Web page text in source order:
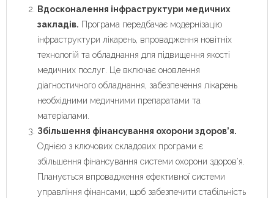
Вдосконалення інфраструктури медичних
закладів. Програма передбачає модернізацію
інфраструктури лікарень, впровадження новітніх
технологій та обладнання для підвищення якості
медичних послуг. Це включає оновлення
діагностичного обладнання, забезпечення лікарень
необхідними медичними препаратами та
матеріалами.
Збільшення фінансування охорони здоров’я.
Однією з ключових складових програми є
збільшення фінансування системи охорони здоров’я.
Планується впровадження ефективної системи
управління фінансами, щоб забезпечити стабільність